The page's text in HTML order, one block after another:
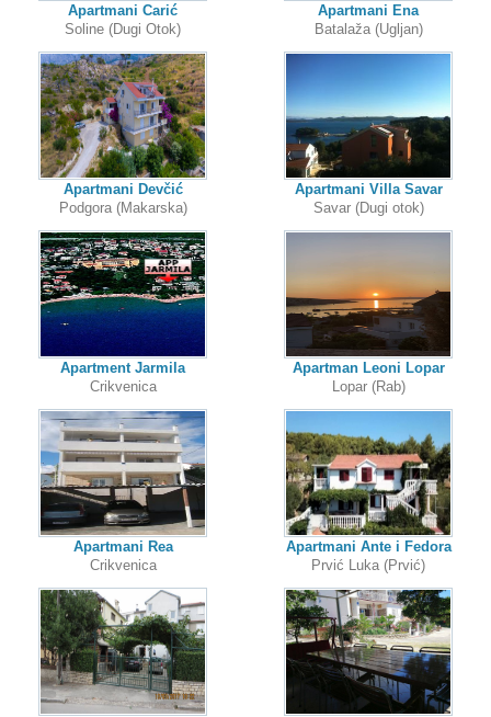
Apartmani Carić
Soline (Dugi Otok)
Apartmani Devčić
Podgora (Makarska)
Apartment Jarmila
Crikvenica
Apartmani Rea
Crikvenica
Apartmani Ena
Batalaža (Ugljan)
Apartmani Villa Savar
Savar (Dugi otok)
Apartman Leoni Lopar
Lopar (Rab)
Apartmani Ante i Fedora
Prvić Luka (Prvić)